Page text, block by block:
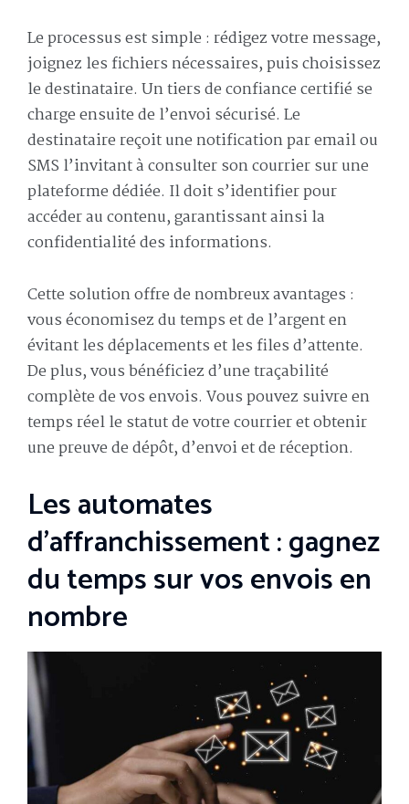
Le processus est simple : rédigez votre message,
joignez les fichiers nécessaires, puis choisissez
le destinataire. Un tiers de confiance certifié se
charge ensuite de l’envoi sécurisé. Le
destinataire reçoit une notification par email ou
SMS l’invitant à consulter son courrier sur une
plateforme dédiée. Il doit s’identifier pour
accéder au contenu, garantissant ainsi la
confidentialité des informations.
Cette solution offre de nombreux avantages :
vous économisez du temps et de l’argent en
évitant les déplacements et les files d’attente.
De plus, vous bénéficiez d’une traçabilité
complète de vos envois. Vous pouvez suivre en
temps réel le statut de votre courrier et obtenir
une preuve de dépôt, d’envoi et de réception.
Les automates
d’affranchissement : gagnez
du temps sur vos envois en
nombre